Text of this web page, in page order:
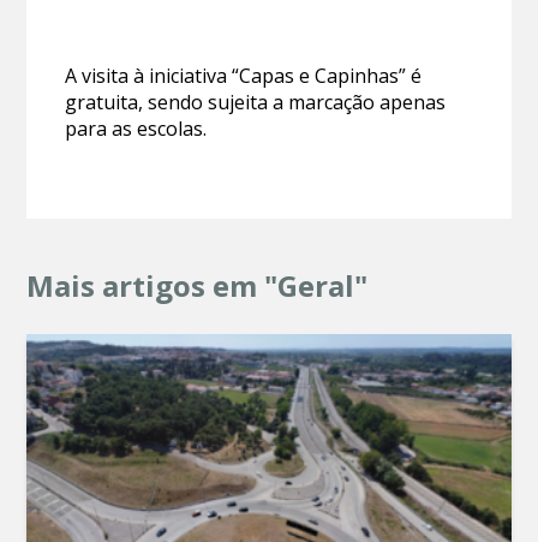
A visita à iniciativa “Capas e Capinhas” é
gratuita, sendo sujeita a marcação apenas
para as escolas.
Mais artigos em "Geral"